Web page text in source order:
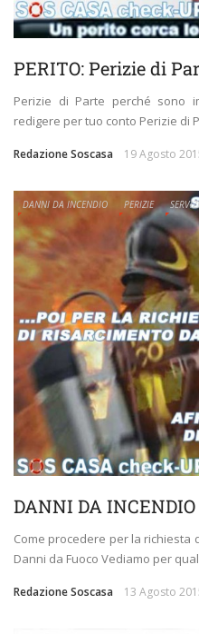
PERITO: Perizie di
Perizie di Parte perché sono
redigere per tuo conto Perizie di
Redazione Soscasa 19 Agosto
DANNI DA INCENDIO PERIZIE SERVIZI
DANNI DA
Come procedere per la richiesta
Danni da Fuoco​ Vediamo per
Redazione Soscasa 13 Agosto